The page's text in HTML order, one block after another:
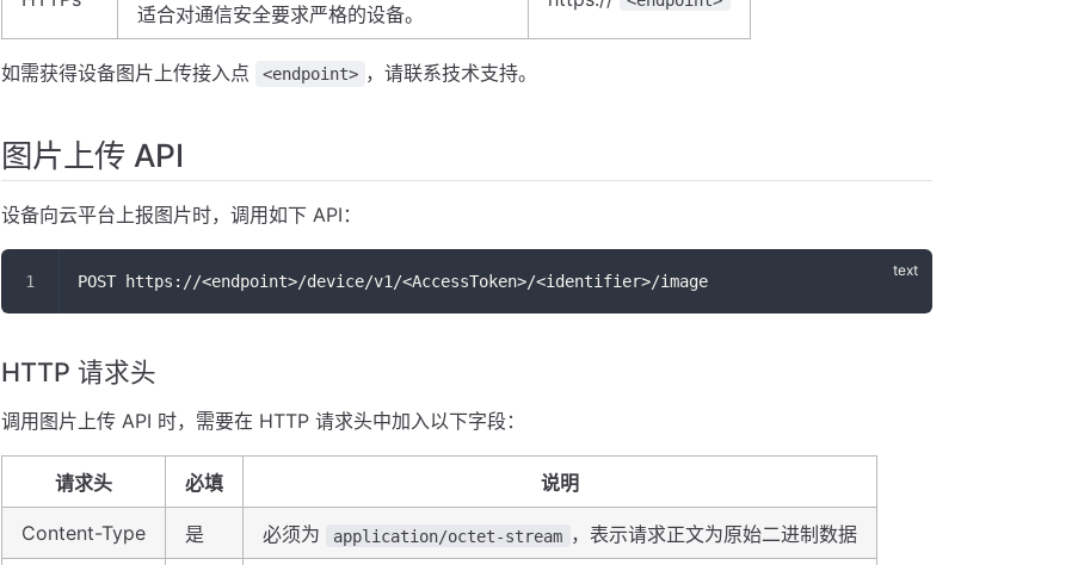
适合对通信安全要求严格的设备。
如需获得设备图片上传接入点 <endpoint> ，请联系技术支持。
图片上传 API
设备向云平台上报图片时，调用如下 API：
POST https://<endpoint>/device/v1/<AccessToken>/<identifier>/image
HTTP 请求头
调用图片上传 API 时，需要在 HTTP 请求头中加入以下字段：
请求头 必填 说明
Content-Type 是 必须为 application/octet-stream ，表示请求正文为原始二进制数据